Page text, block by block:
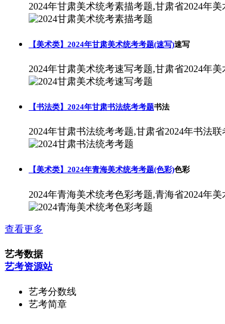
2024年甘肃美术统考素描考题,甘肃省2024年
【美术类】2024年甘肃美术统考考题(速写)速写
2024年甘肃美术统考速写考题,甘肃省2024年
【书法类】2024年甘肃书法统考考题书法
2024年甘肃书法统考考题,甘肃省2024年书法
【美术类】2024年青海美术统考考题(色彩)色彩
2024年青海美术统考色彩考题,青海省2024年
查看更多
艺考数据
艺考资源站
艺考分数线
艺考简章